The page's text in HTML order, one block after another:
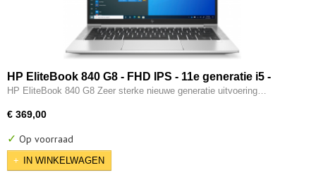
HP EliteBook 840 G8 - FHD IPS - 11e generatie i5 -
16GB - 256GB SSD - 2x Type-C - Intel IRIS Xe - W11
HP EliteBook 840 G8 Zeer sterke nieuwe generatie uitvoering…
€ 369,00
✓ Op voorraad
IN WINKELWAGEN